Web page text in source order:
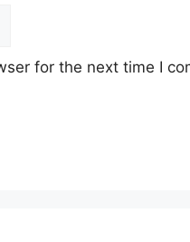
for the next time I